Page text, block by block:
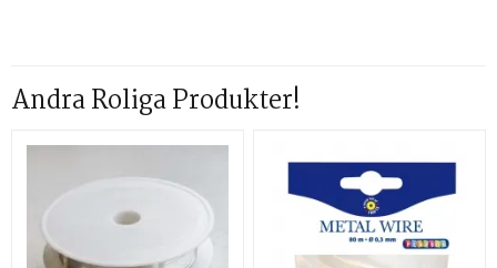
Andra Roliga Produkter!